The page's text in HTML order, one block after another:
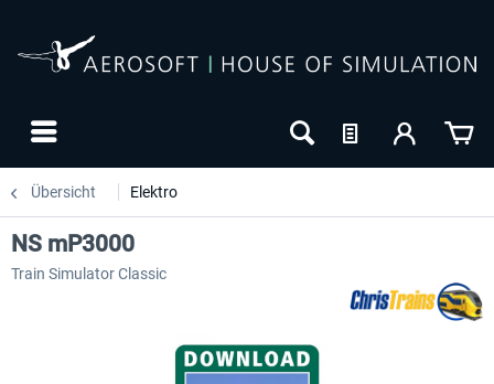
Übersicht Elektro
NS mP3000
Train Simulator Classic